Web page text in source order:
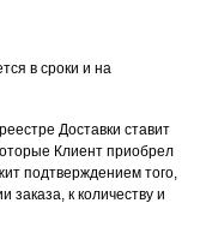
в сроки и на
Доставки ставит
Клиент приобрел
подтверждением того,
заказа, к количеству и